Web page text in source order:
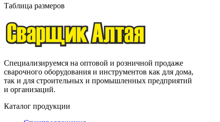
Таблица размеров
Специализируемся на оптовой и розничной продаже
сварочного оборудования и инструментов как для дома,
так и для строительных и промышленных предприятий
и организаций.
Каталог продукции